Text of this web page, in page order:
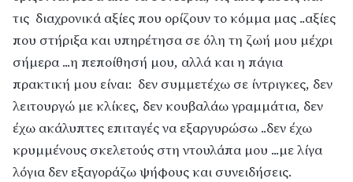
τις διαχρονικά αξίες που ορίζουν το κόμμα μας ..αξίες
που στήριξα και υπηρέτησα σε όλη τη ζωή μου μέχρι
σήμερα ...η πεποίθησή μου, αλλά και η πάγια
πρακτική μου είναι: δεν συμμετέχω σε ίντριγκες, δεν
λειτουργώ με κλίκες, δεν κουβαλάω γραμμάτια, δεν
έχω ακάλυπτες επιταγές να εξαργυρώσω ..δεν έχω
κρυμμένους σκελετούς στη ντουλάπα μου ...με λίγα
λόγια δεν εξαγοράζω ψήφους και συνειδήσεις.